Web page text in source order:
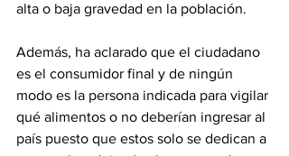
alta o baja gravedad en la población.
Además, ha aclarado que el ciudadano
es el consumidor final y de ningún
modo es la persona indicada para vigilar
qué alimentos o no deberían ingresar al
país puesto que estos solo se dedican a